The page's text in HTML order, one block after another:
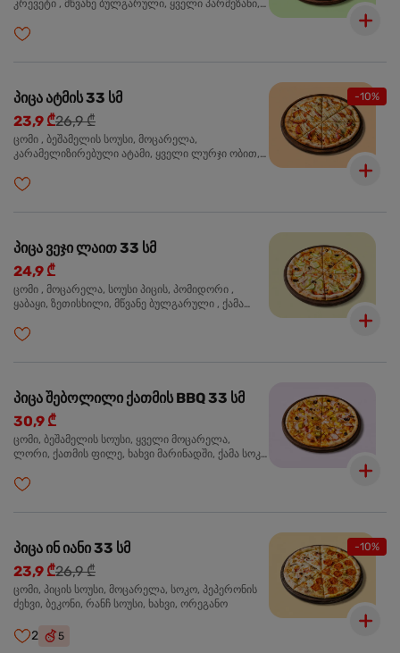
კრევეტი , მწვანე ბულგარული, ყველი პარმეზანი,
-10%
პიცა ატმის 33 სმ
23,9 ₾26,9 ₾
ცომი , ბეშამელის სოუსი, მოცარელა,
კარამელიზირებული ატამი, ყველი ლურჯი ობით,
პიცა ვეჯი ლაით 33 სმ
24,9 ₾
ცომი , მოცარელა, სოუსი პიცის, პომიდორი ,
ყაბაყი, ზეთისხილი, მწვანე ბულგარული , ქამა
პიცა შებოლილი ქათმის BBQ 33 სმ
30,9 ₾
ცომი, ბეშამელის სოუსი, ყველი მოცარელა,
ლორი, ქათმის ფილე, ხახვი მარინადში, ქამა სოკო
-10%
პიცა ინ იანი 33 სმ
23,9 ₾26,9 ₾
ცომი, პიცის სოუსი, მოცარელა, სოკო, პეპერონის
ძეხვი, ბეკონი, რანჩ სოუსი, ხახვი, ორეგანო
2 5